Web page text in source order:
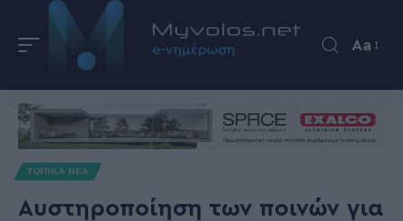
Aa
ΤΟΠΙΚΑ ΝΕΑ
Αυστηροποίηση των ποινών για